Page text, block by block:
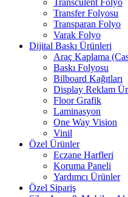
Transculent Folyo
Transfer Folyosu
Transparan Folyo
Varak Folyo
Dijital Baskı Ürünleri
Araç Kaplama
Baskı Folyosu
Bilboard Kağıtları
Display Reklam
Floor Grafik
Laminasyon
One Way Vision
Vinil
Özel Ürünler
Eczane Harfleri
Koruma Paneli
Yardımcı Ürünler
Özel Sipariş